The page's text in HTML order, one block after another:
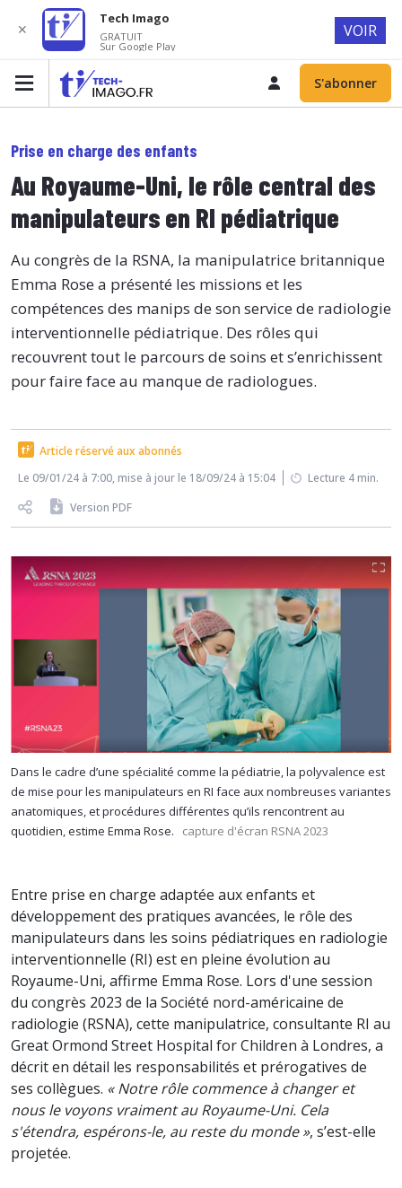
S'abonner
Prise en charge des enfants
Au Royaume-Uni, le rôle central des
manipulateurs en RI pédiatrique
Au congrès de la RSNA, la manipulatrice britannique
Emma Rose a présenté les missions et les
compétences des manips de son service de radiologie
interventionnelle pédiatrique. Des rôles qui
recouvrent tout le parcours de soins et s’enrichissent
pour faire face au manque de radiologues.
Article réservé aux abonnés
Le 09/01/24 à 7:00, mise à jour le 18/09/24 à 15:04
Lecture 4 min.
Version PDF
Dans le cadre d’une spécialité comme la pédiatrie, la polyvalence est
de mise pour les manipulateurs en RI face aux nombreuses variantes
anatomiques, et procédures différentes qu’ils rencontrent au
quotidien, estime Emma Rose.
capture d'écran RSNA 2023
Entre prise en charge adaptée aux enfants et
développement des pratiques avancées, le rôle des
manipulateurs dans les soins pédiatriques en radiologie
interventionnelle (RI) est en pleine évolution au
Royaume-Uni, affirme Emma Rose. Lors d'une session
du congrès 2023 de la Société nord-américaine de
radiologie (RSNA), cette manipulatrice, consultante RI au
Great Ormond Street Hospital for Children à Londres, a
décrit en détail les responsabilités et prérogatives de
ses collègues. « Notre rôle commence à changer et
nous le voyons vraiment au Royaume-Uni. Cela
s'étendra, espérons-le, au reste du monde », s’est-elle
projetée.
✕
Tech Imago
GRATUIT
Sur Google Play
VOIR